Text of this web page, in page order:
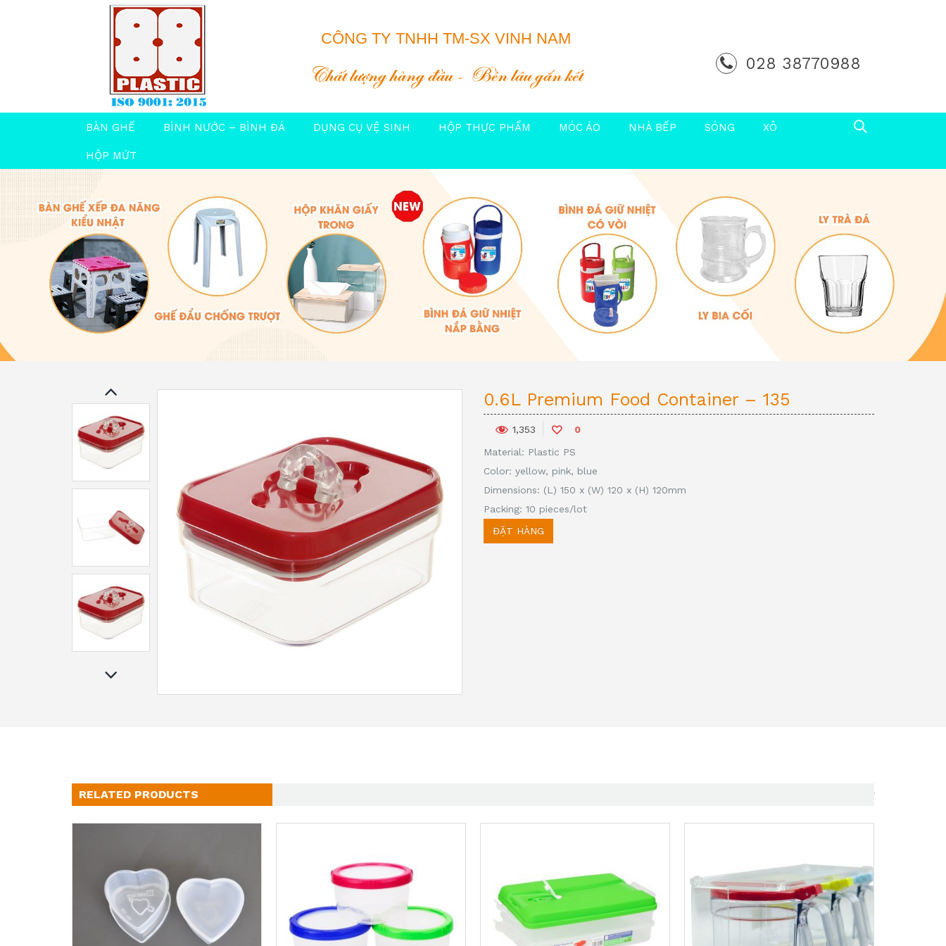
CÔNG TY TNHH TM-SX VINH NAM
Chất lượng hàng đầu Bền lâu gắn kết 028 38770988
BÀN GHẾ BÌNH NƯỚC – BÌNH ĐÁ DỤNG CỤ VỆ SINH HỘP THỰC PHẨM MÓC ÁO NHÀ BẾP SÓNG XÔ
HỘP MỨT
0.6L Premium Food Container – 135
1,353
0
Material: Plastic PS
Color: yellow, pink, blue
Dimensions: (L) 150 x (W) 120 x (H) 120mm
Packing: 10 pieces/lot
ĐẶT HÀNG
RELATED PRODUCTS